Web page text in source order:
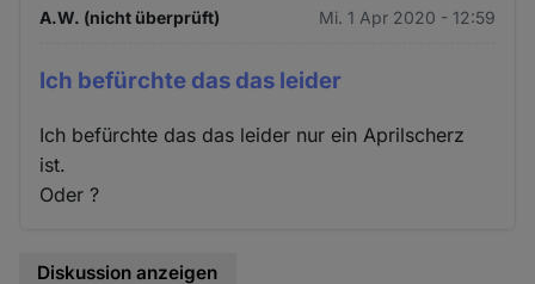
A.W. (nicht überprüft) Mi. 1 Apr 2020 - 12:59
Ich befürchte das das leider
Ich befürchte das das leider nur ein Aprilscherz
ist.
Oder ?
Diskussion anzeigen